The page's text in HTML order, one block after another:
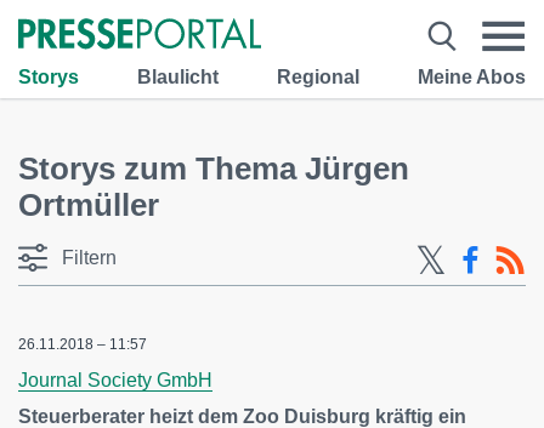
Storys Blaulicht Regional Meine Abos
Storys zum Thema Jürgen
Ortmüller
Filtern
26.11.2018 – 11:57
Journal Society GmbH
Steuerberater heizt dem Zoo Duisburg kräftig ein